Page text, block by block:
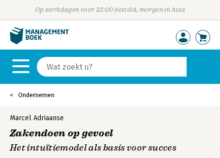
Op werkdagen voor 23:00 besteld, morgen in huis
Ondernemen
Marcel Adriaanse
Zakendoen op gevoel
Het intuïtiemodel als basis voor succes